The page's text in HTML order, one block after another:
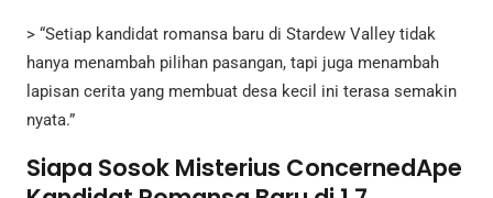
> “Setiap kandidat romansa baru di Stardew Valley tidak
hanya menambah pilihan pasangan, tapi juga menambah
lapisan cerita yang membuat desa kecil ini terasa semakin
nyata.”
Siapa Sosok Misterius ConcernedApe